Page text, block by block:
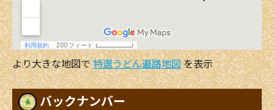
より大きな地図で特選うどん遍路地図を表示
バックナンバー